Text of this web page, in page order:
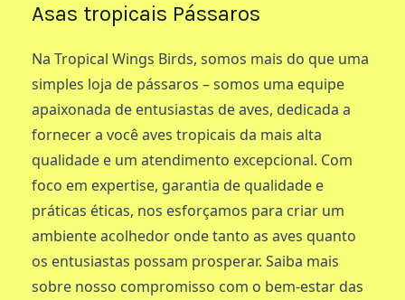
Asas tropicais Pássaros
Na Tropical Wings Birds, somos mais do que uma
simples loja de pássaros – somos uma equipe
apaixonada de entusiastas de aves, dedicada a
fornecer a você aves tropicais da mais alta
qualidade e um atendimento excepcional. Com
foco em expertise, garantia de qualidade e
práticas éticas, nos esforçamos para criar um
ambiente acolhedor onde tanto as aves quanto
os entusiastas possam prosperar. Saiba mais
sobre nosso compromisso com o bem-estar das